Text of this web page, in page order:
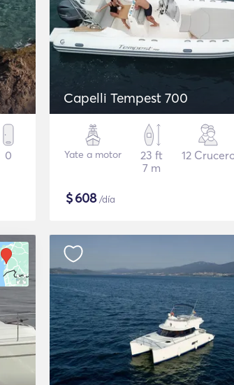
0
Capelli Tempest 700
Yate a motor
23 ft
7 m
12
$608/día